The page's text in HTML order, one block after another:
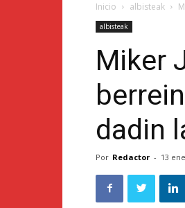
Inicio albisteak
albisteak
Miker
dadin
Por Redactor - 13